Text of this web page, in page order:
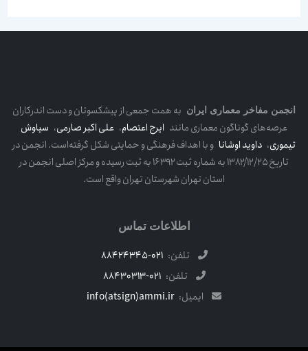
انجمن مفاخر معماری ایرانبه همت جمعی از پیشکسوتان و دست اندرکاران
عرصه‌های گوناگون معماری مانندایرج اعتصام،علی اکبر صارمی،سیاوش
تیموری،داوید اوشاناو با اهداف فرهنگی و حمایتی شکل گرفته‌است. انجمن در
تاریخ ۱۳۸۲/۱۲/۲۵ به شماره ثبت ۱۶۳۹۲ به ثبت رسیده و مرکز اصلی انجمن در
استان تهران شهرستان تهران واقع است.
اطلاعات تماس
تلفن: 021-88424345
تلفن: 021-88430313
ایمیل: info(atsign)ammi.ir